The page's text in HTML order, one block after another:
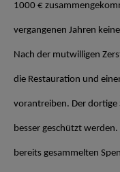
1000 €
vergangenen Jahren
Nach der mutwilligen
die Restauration und
vorantreiben. Der dortige
besser geschützt
bereits gesammelten